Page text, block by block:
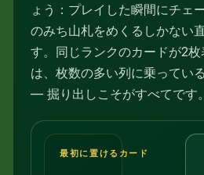
ょう：プレイした瞬間にチェ
のみち山札をめくるしかない
す。同じランクのカードが2
は、枚数の多い列に乗ってい
— 掘り出しこそがすべてです。
最初に置けるカード